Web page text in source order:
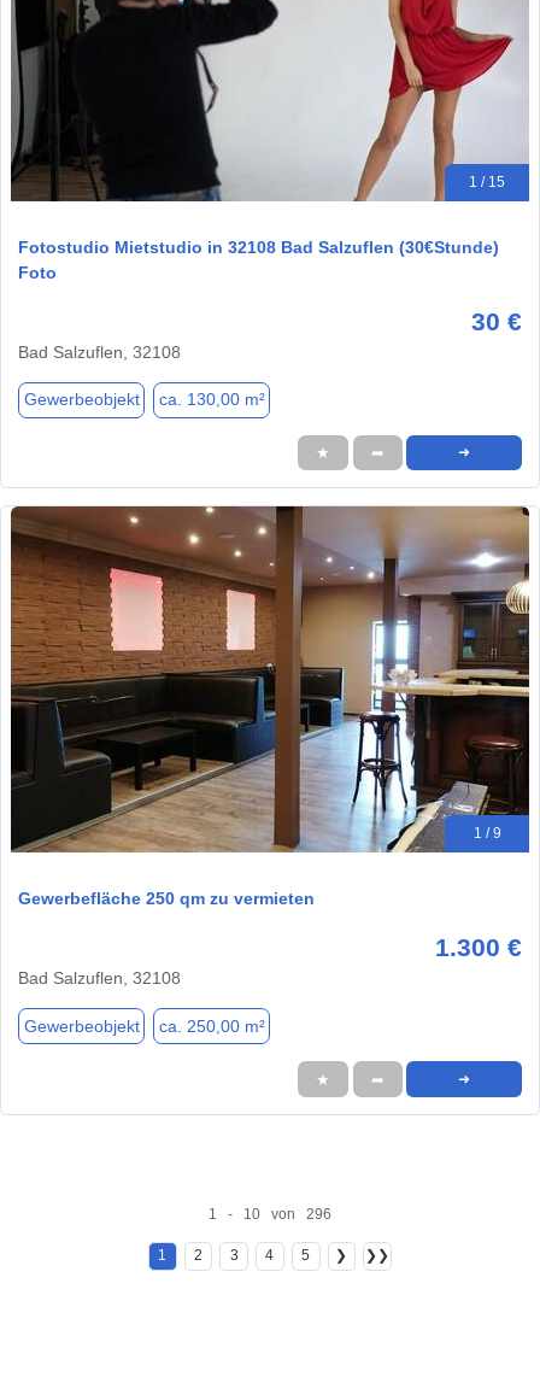
1 / 15
Fotostudio Mietstudio in 32108 Bad Salzuflen (30€Stunde)
Foto
30 €
Bad Salzuflen, 32108
Gewerbeobjekt ca. 130,00 m²
★ ➦ ➜
1 / 9
Gewerbefläche 250 qm zu vermieten
1.300 €
Bad Salzuflen, 32108
Gewerbeobjekt ca. 250,00 m²
★ ➦ ➜
1 - 10 von 296
1 2 3 4 5 ❯ ❯❯